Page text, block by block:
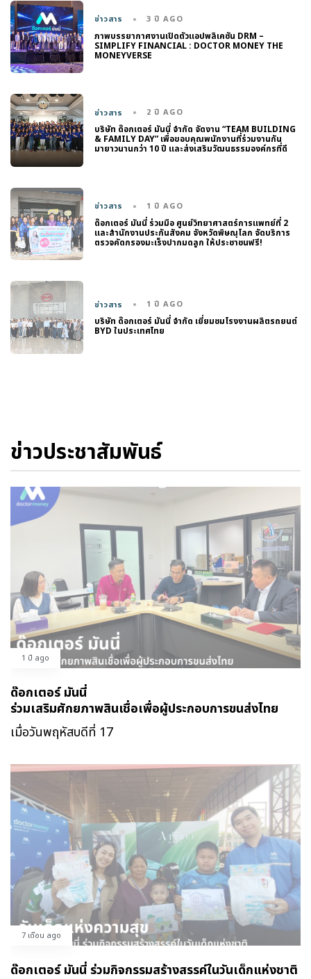
ข่าวสาร 3 ปี AGO
ภาพบรรยากาศงานเปิดตัวแอปพลิเคชัน DRM –
SIMPLIFY FINANCIAL : DOCTOR MONEY THE
MONEYVERSE
ข่าวสาร 2 ปี AGO
บริษัท ด๊อกเตอร์ มันนี่ จำกัด จัดงาน “TEAM BUILDING
& FAMILY DAY” เพื่อขอบคุณพนักงานที่ร่วมงานกัน
มายาวนานกว่า 10 ปี และส่งเสริมวัฒนธรรมองค์กรที่ดี
ข่าวสาร 1 ปี AGO
ด๊อกเตอร์ มันนี่ ร่วมมือ ศูนย์วิทยาศาสตร์การแพทย์ที่ 2
และสำนักงานประกันสังคม จังหวัดพิษณุโลก จัดบริการ
ตรวจคัดกรองมะเร็งปากมดลูก ให้ประชาชนฟรี!
ข่าวสาร 1 ปี AGO
บริษัท ด๊อกเตอร์ มันนี่ จำกัด เยี่ยมชมโรงงานผลิตรถยนต์
BYD ในประเทศไทย
ข่าวประชาสัมพันธ์
1 ปี ago
ด๊อกเตอร์ มันนี่
ร่วมเสริมศักยภาพสินเชื่อเพื่อผู้ประกอบการขนส่งไทย
เมื่อวันพฤหัสบดีที่ 17
7 เดือน ago
ด๊อกเตอร์ มันนี่ ร่วมกิจกรรมสร้างสรรค์ในวันเด็กแห่งชาติ